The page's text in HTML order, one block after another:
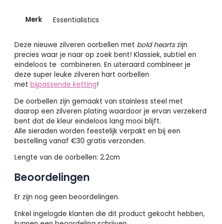
Merk Essentialistics
Deze nieuwe zilveren oorbellen met bold heartszijn
precies waar je naar op zoek bent! Klassiek, subtiel en
eindeloos te combineren. En uiteraard combineer je
deze super leuke zilveren hart oorbellen
metbijpassende ketting!
De oorbellen zijn gemaakt van stainless steel met
daarop een zilveren plating waardoor je ervan verzekerd
bent dat de kleur eindeloos lang mooi blijft.
Alle sieraden worden feestelijk verpakt en bij een
bestelling vanaf €30 gratis verzonden.
Lengte van de oorbellen: 2.2cm
Beoordelingen
Er zijn nog geen beoordelingen.
Enkel ingelogde klanten die dit product gekocht hebben,